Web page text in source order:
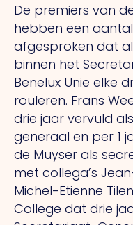
De premiers van
hebben een
afgesproken dat
binnen het
Benelux Unie elke
rouleren. Frans
drie jaar vervuld
generaal en per 1
de Muyser als
met collega’s
Michel-Etienne
College dat drie